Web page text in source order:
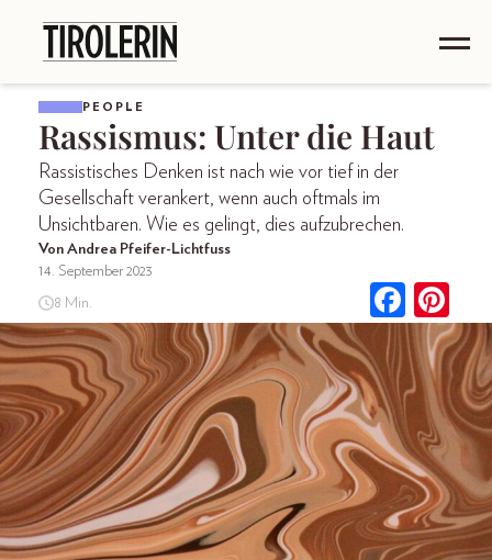
PEOPLE
Rassismus: Unter die Haut
Rassistisches Denken ist nach wie vor tief in der
Gesellschaft verankert, wenn auch oftmals im
Unsichtbaren. Wie es gelingt, dies aufzubrechen.
Von Andrea Pfeifer-Lichtfuss
14. September 2023
8 Min.